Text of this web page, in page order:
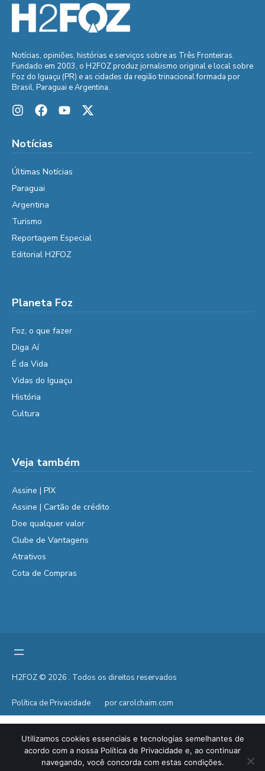
Notícias, opiniões, histórias e serviços sobre as Três Fronteiras.
Fundado em 2003, o H2FOZ produz jornalismo original e local sobre
Foz do Iguaçu (PR) e as cidades da região trinacional formada por
Brasil, Paraguai e Argentina.
Notícias
Últimas Notícias
Paraguai
Argentina
Turismo
Reportagem Especial
Editorial H2FOZ
Planeta Foz
Foz, o que fazer
Diga Aí
É da Vida
Vidas do Iguaçu
História
Cultura
Veja também
Assine | PIX
Assine | Cartão de crédito
Doe qualquer valor
Clube de Vantagens
Atrativos
Cota de Compras
H2FOZ © 2026 . Todos os direitos reservados
Política de Privacidade por carolchaim.com
Utilizamos cookies essenciais e tecnologias semelhantes de
acordo com a nossa Política de Privacidade e, ao continuar
navegando, você concorda com estas condições.